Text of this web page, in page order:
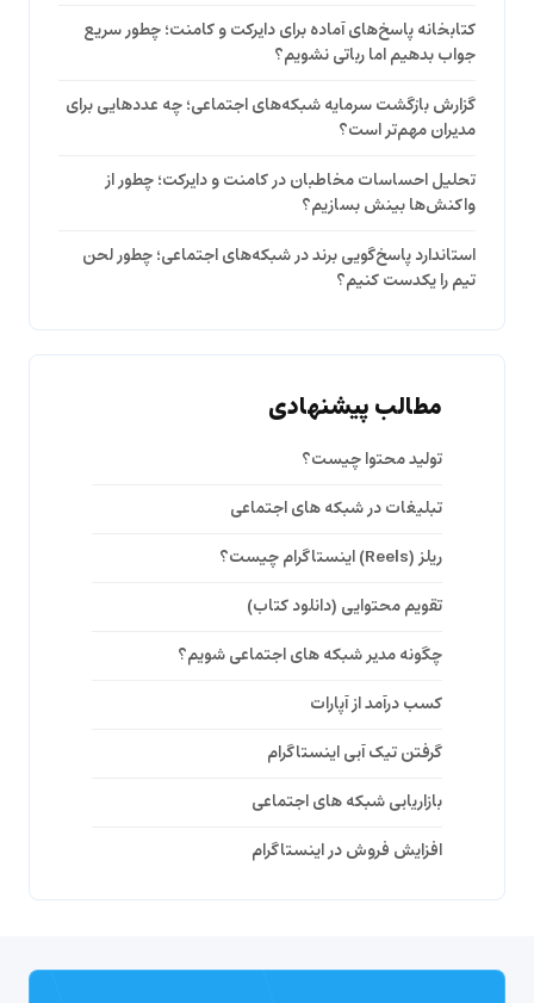
کتابخانه پاسخ‌های آماده برای دایرکت و کامنت؛ چطور سریع
جواب بدهیم اما رباتی نشویم؟
گزارش بازگشت سرمایه شبکه‌های اجتماعی؛ چه عددهایی برای
مدیران مهم‌تر است؟
تحلیل احساسات مخاطبان در کامنت و دایرکت؛ چطور از
واکنش‌ها بینش بسازیم؟
استاندارد پاسخ‌گویی برند در شبکه‌های اجتماعی؛ چطور لحن
تیم را یکدست کنیم؟
مطالب پیشنهادی
تولید محتوا چیست؟
تبلیغات در شبکه های اجتماعی
ریلز (Reels) اینستاگرام چیست؟
تقویم محتوایی (دانلود کتاب)
چگونه مدیر شبکه های اجتماعی شویم؟
کسب درآمد از آپارات
گرفتن تیک آبی اینستاگرام
بازاریابی شبکه های اجتماعی
افزایش فروش در اینستاگرام